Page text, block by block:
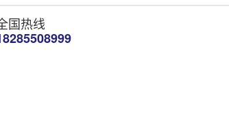
国热线